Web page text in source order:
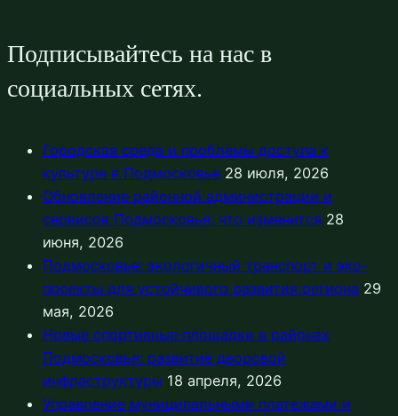
Подписывайтесь на нас в
социальных сетях.
Городская среда и проблемы доступа к
культуре в Подмосковье 28 июля, 2026
Обновление районной администрации и
сервисов Подмосковья: что изменится 28
июня, 2026
Подмосковье: экологичный транспорт и эко-
проекты для устойчивого развития региона 29
мая, 2026
Новые спортивные площадки в районах
Подмосковья: развитие дворовой
инфраструктуры 18 апреля, 2026
Управление муниципальными платежами и